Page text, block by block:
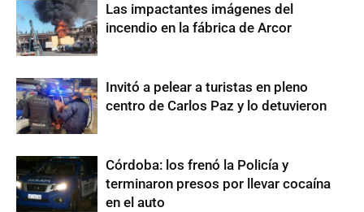
Las impactantes imágenes del
incendio en la fábrica de Arcor
Invitó a pelear a turistas en pleno
centro de Carlos Paz y lo detuvieron
Córdoba: los frenó la Policía y
terminaron presos por llevar cocaína
en el auto